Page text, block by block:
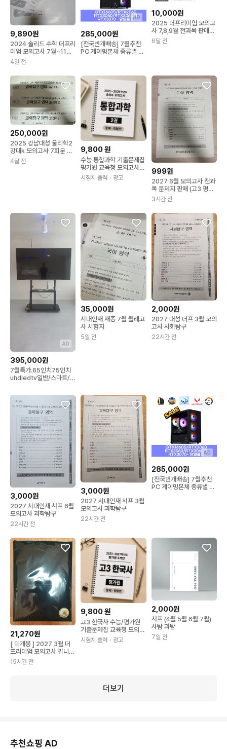
9,890원
2024 솔리드 수학 더프리
미엄 모의고사 7월~11월
5권 [새책]
4일 전
AD
285,000원
[전국번개배송] 7월추천
PC 게이밍본체 종류별 판
10,000원
2025 더프리미엄 모의고
사 7,8,9월 전과목 판매합
니다 더프 전과목
6달 전
250,000원
2025 강남대성 물리학2
강대k 모의고사 7회분 +
더프 2024 4월
4달 전
9,800원
수능 통합과학 기출문제집
평가원 교육청 모의고사
통과 책 제본
시험지 출력 ・광고
999원
2027 6월 모의고사 전과
목 문제지 판매 (고3 평가
원)
3시간 전
AD
395,000원
7월특가.65인치75인치
uhdledtv일반/스마트/구
35,000원
시대인재 재종 7월 월례고
사 시험지
5일 전
2,000원
2027 대성 더프 3월 모의
고사 사회탐구
22시간 전
3,000원
2027 시대인재 서프 6월
모의고사 과학탐구
22시간 전
3,000원
2027 시대인재 서프 3월
모의고사 과학탐구
22시간 전
AD
285,000원
[전국번개배송] 7월추천
PC 게이밍본체 종류별 판
21,270원
[ 미개봉 ] 2027 3월 더
프리미엄 모의고사 팝니
다!
15시간 전
9,800원
고3 한국사 수능/평가원
기출문제집 교육청 모의고
사 책 제본
시험지 출력 ・광고
2,000원
서프 (4월 5월 6월 7월)
사탐 과탐
7일 전
더보기
추천쇼핑 AD